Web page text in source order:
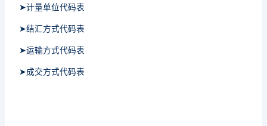
➤计量单位代码表
➤结汇方式代码表
➤运输方式代码表
➤成交方式代码表